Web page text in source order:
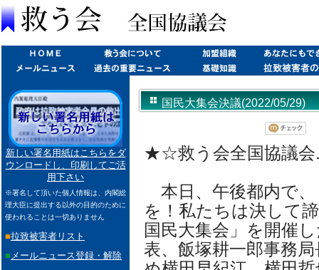
新しい署名用紙はこちらをダ
ウンロードし、印刷してご活
用下さい
※署名して頂いた個人情報は、内閣総
理大臣に提出する以外の目的のために
使われることは一切ありません
■拉致被害者リスト
■ メールニュース登録・解除
国民大集会決議(2022/05/29)
★☆救う会全国協議
本日、午後都内で、
を！私たちは決して
国民大集会」を開催
表、飯塚耕一郎事務